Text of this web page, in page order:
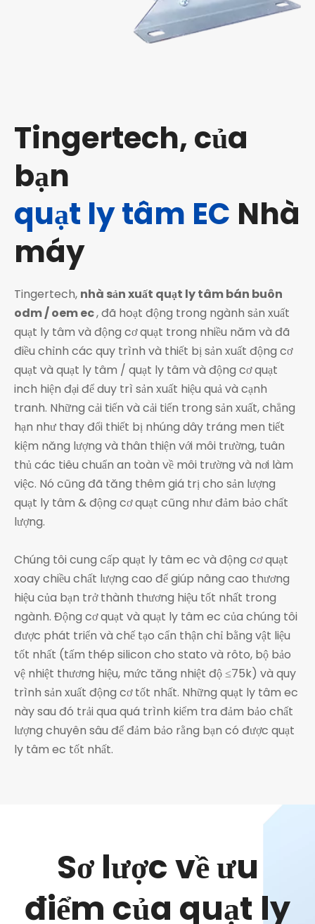
Tingertech, của
bạn
quạt ly tâm EC Nhà
máy
Tingertech, nhà sản xuất quạt ly tâm bán buôn
odm / oem ec, đã hoạt động trong ngành sản xuất
quạt ly tâm và động cơ quạt trong nhiều năm và đã
điều chỉnh các quy trình và thiết bị sản xuất động cơ
quạt và quạt ly tâm / quạt ly tâm và động cơ quạt
inch hiện đại để duy trì sản xuất hiệu quả và cạnh
tranh. Những cải tiến và cải tiến trong sản xuất, chẳng
hạn như thay đổi thiết bị nhúng dây tráng men tiết
kiệm năng lượng và thân thiện với môi trường, tuân
thủ các tiêu chuẩn an toàn về môi trường và nơi làm
việc. Nó cũng đã tăng thêm giá trị cho sản lượng
quạt ly tâm & động cơ quạt cũng như đảm bảo chất
lượng.
Chúng tôi cung cấp quạt ly tâm ec và động cơ quạt
xoay chiều chất lượng cao để giúp nâng cao thương
hiệu của bạn trở thành thương hiệu tốt nhất trong
ngành. Động cơ quạt và quạt ly tâm ec của chúng tôi
được phát triển và chế tạo cẩn thận chỉ bằng vật liệu
tốt nhất (tấm thép silicon cho stato và rôto, bộ bảo
vệ nhiệt thương hiệu, mức tăng nhiệt độ ≤75k) và quy
trình sản xuất động cơ tốt nhất. Những quạt ly tâm ec
này sau đó trải qua quá trình kiểm tra đảm bảo chất
lượng chuyên sâu để đảm bảo rằng bạn có được quạt
ly tâm ec tốt nhất.
Sơ lược về ưu
điểm của quạt ly